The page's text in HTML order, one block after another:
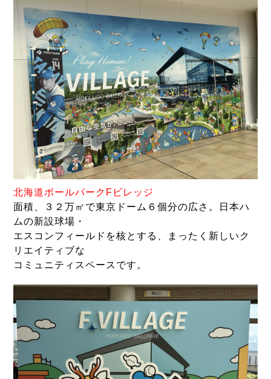
北海道ボールパークFビレッジ
面積、３２万㎡で東京ドーム６個分の広さ。日本ハ
ムの新設球場・
エスコンフィールドを核とする、まったく新しいク
リエイティブな
コミュニティスペースです。